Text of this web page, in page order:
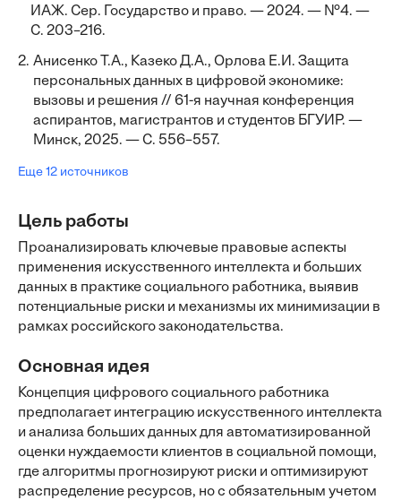
ИАЖ. Сер. Государство и право. — 2024. — №4. —
С. 203–216.
2. Анисенко Т.А., Казеко Д.А., Орлова Е.И. Защита
персональных данных в цифровой экономике:
вызовы и решения // 61-я научная конференция
аспирантов, магистрантов и студентов БГУИР. —
Минск, 2025. — С. 556–557.
Еще 12 источников
Цель работы
Проанализировать ключевые правовые аспекты
применения искусственного интеллекта и больших
данных в практике социального работника, выявив
потенциальные риски и механизмы их минимизации в
рамках российского законодательства.
Основная идея
Концепция цифрового социального работника
предполагает интеграцию искусственного интеллекта
и анализа больших данных для автоматизированной
оценки нуждаемости клиентов в социальной помощи,
где алгоритмы прогнозируют риски и оптимизируют
распределение ресурсов, но с обязательным учетом